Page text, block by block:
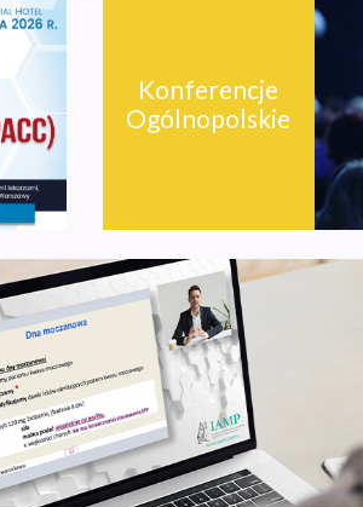
Konferencje
Ogólnopolskie